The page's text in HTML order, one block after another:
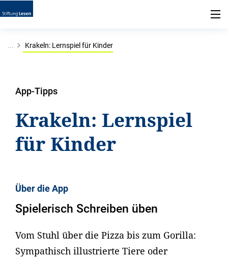
... Krakeln: Lernspiel für Kinder
App-Tipps
Krakeln: Lernspiel
für Kinder
Über die App
Spielerisch Schreiben üben
Vom Stuhl über die Pizza bis zum Gorilla:
Sympathisch illustrierte Tiere oder